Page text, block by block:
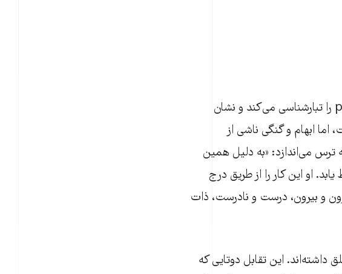
در کتاب انتشار (Dissemination)، دریدا کلمه‌ی pharmakon‌ را تبارشناسی می‌کند و نشان
ابهام و گنگی ناشی از
ترس می‌اندازد: «به دلیل همین
او این کار را از طریق درج
و بیرون، درست و نادرست، ذات
این تقابل دوتایی که